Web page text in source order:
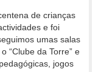
de crianças
e foi
umas salas
“Clube da Torre” e
jogos